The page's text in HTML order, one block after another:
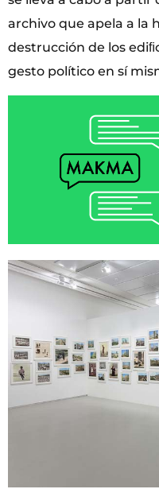
archivo que apela a la
destrucción de los
gesto político en sí